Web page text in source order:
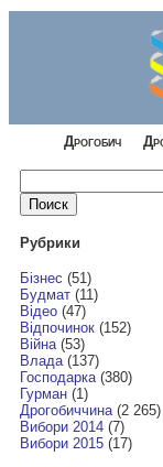
Дрогобич
Найти:
Рубрики
Бізнес (51)
Будмат(11)
Відео(47)
Відпочинок(152)
Війна(53)
Влада(137)
Господарка(380)
Гурман(1)
Дрогобиччина(2 265)
Вибори 2014(7)
Вибори 2015(17)